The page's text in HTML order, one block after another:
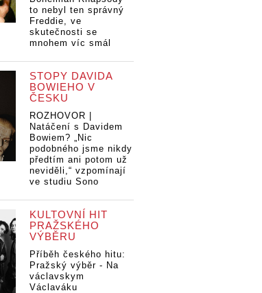
to nebyl ten správný
Freddie, ve
skutečnosti se
mnohem víc smál
STOPY DAVIDA
BOWIEHO V
ČESKU
ROZHOVOR |
Natáčení s Davidem
Bowiem? „Nic
podobného jsme nikdy
předtím ani potom už
neviděli,“ vzpomínají
ve studiu Sono
KULTOVNÍ HIT
PRAŽSKÉHO
VÝBĚRU
Příběh českého hitu:
Pražský výběr - Na
václavskym
Václaváku